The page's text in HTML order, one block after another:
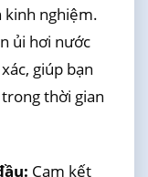
kinh nghiệm.
ủi hơi nước
giúp bạn
thời gian
Cam kết